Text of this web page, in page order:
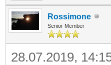
Rossimone
Senior Member
28.07.2019,